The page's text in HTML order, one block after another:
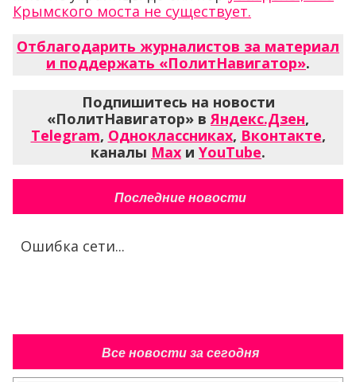
Крымского моста не существует.
Отблагодарить журналистов за материал
и поддержать «ПолитНавигатор».
Подпишитесь на новости
«ПолитНавигатор» вЯндекс.Дзен,
Telegram, Одноклассниках, Вконтакте,
каналы Max и YouTube.
Последние новости
Ошибка сети...
Все новости за сегодня